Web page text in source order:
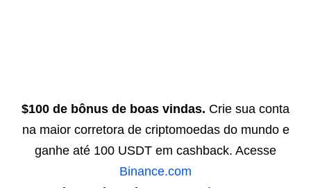
$100 de bônus de boas vindas. Crie sua conta
na maior corretora de criptomoedas do mundo e
ganhe até 100 USDT em cashback. Acesse
Binance.com